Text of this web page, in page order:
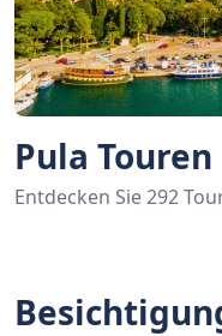
Pula Touren
Entdecken Sie 292